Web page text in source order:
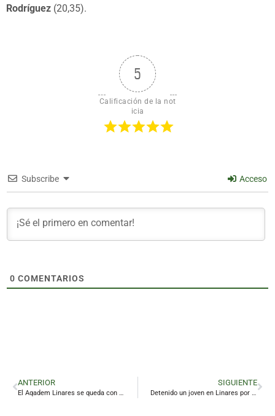
Rodríguez (20,35).
5
Calificación de la not
icia
Subscribe Acceso
0 COMENTARIOS
ANTERIOR
El Aqadem Linares se queda con la miel en los labios
SIGUIENTE
Detenido un joven en Linares por asaltar a un repartidor de pizzas y a un taxista